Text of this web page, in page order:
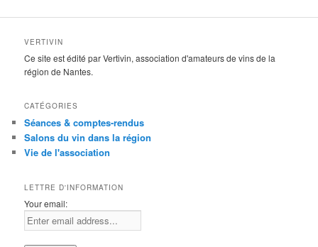
VERTIVIN
Ce site est édité par Vertivin, association d'amateurs de vins de la
région de Nantes.
CATÉGORIES
Séances & comptes-rendus
Salons du vin dans la région
Vie de l'association
LETTRE D'INFORMATION
Your email: